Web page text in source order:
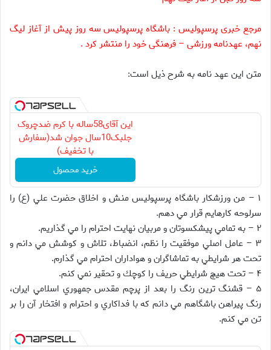
مرجع خبری پرسپولیس : باشگاه پرسپولیس سه روز پیش از آغاز لیگ
نهم، عهدنامه ورزشی – فرهنگی خود را منتشر کرد .
متن اين عهد نامه به شرح ذيل است:
این آقای58ساله با کرم ضدچروک
جلبک10سال جوان شد(سفارش
با تخفیف)
خرید محصول
۱ – من ورزشكار باشگاه پرسپوليس منش و اخلاق حضرت علي (ع) را
سرلوحه كارهايم قرار مي دهم.
۲ – به تمامي پيشكسوتان و مربيان نهايت احترام را مي گذاريم.
۳ – عامل اصلي موفقيت را نظم، انضباط، تلاش و كوشش مي دانم و
تحت هر شرايطي به تماشاگران و هواداران احترام مي گذارم.
۴ – تحت هيچ شرايطي حريف را كوچك و تحقير نمي كنم.
۵ – قشنگ ترين رنگ را بعد از پرچم مقدس جمهوري اسلامي ايران،
رنگ پيراهن باشگاهم مي دانم كه با فداكاري و احترام و افتخار آن را بر
تن مي كنم.